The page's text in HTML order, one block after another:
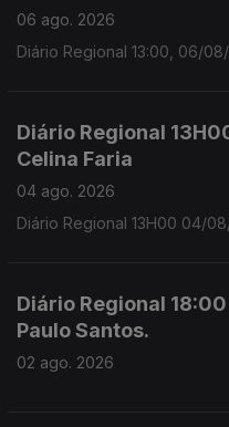
06 ago. 2026
Diário Regional 13:00, 06/
Diário Regional
Celina Faria
04 ago. 2026
Diário
Diário Regional
Paulo Santos.
02 ago. 2026